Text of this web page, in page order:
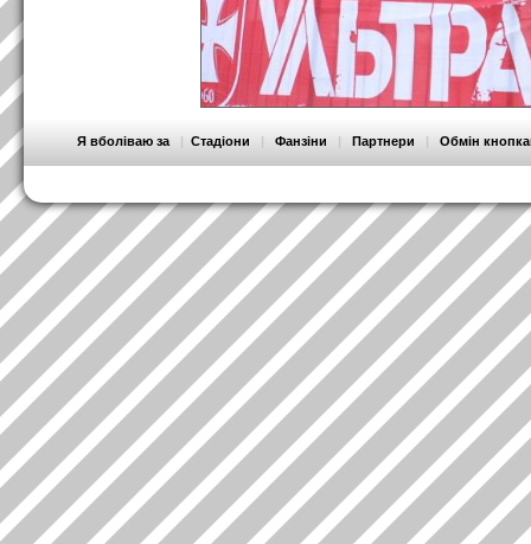
Я вболіваю за | Стадіони | Фанзіни | Партнери | Обмін